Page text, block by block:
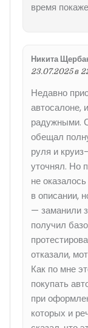
время
Никита
23.07.2025 в
Недавно
автосалоне,
радужными.
обещал
руля и
уточнял. Но
не
в описании,
— заманили
получил
отказали,
Как по мне
покупать
при
которых и